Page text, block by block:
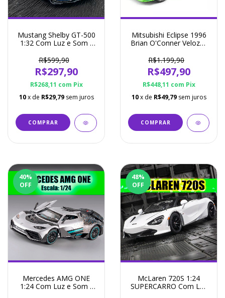
Mustang Shelby GT-500
1:32 Com Luz e Som -
Disponíveis
R$599,90
R$297,90
R$268,11 com Pix
10 x de R$29,79 sem juros
COMPRAR
Mitsubishi Eclipse 1996
Brian O'Conner Velozes
R$1.199,90
R$497,90
R$448,11 com Pix
10 x de R$49,79 sem juros
40%
OFF
Mercedes AMG ONE
1:24 Com Luz e Som -
48%
OFF
McLaren 720S 1:24
SUPERCARRO Com Luz